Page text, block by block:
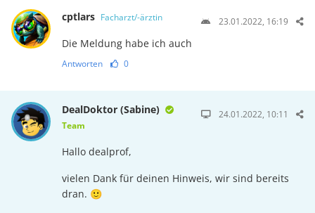
cptlars Facharzt/-ärztin 23.01.2022, 16:19
Die Meldung habe ich auch
Antworten 0
DealDoktor (Sabine)
Team
24.01.2022, 10:11
Hallo dealprof,
vielen Dank für deinen Hinweis, wir sind bereits
dran. 🙂